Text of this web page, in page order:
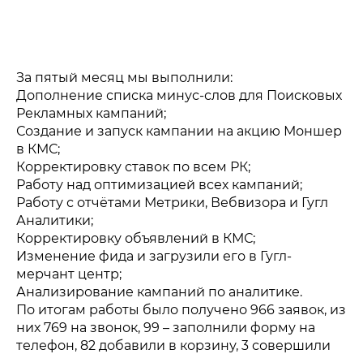
За пятый месяц мы выполнили:
Дополнение списка минус-слов для Поисковых
Рекламных кампаний;
Создание и запуск кампании на акцию Моншер
в КМС;
Корректировку ставок по всем РК;
Работу над оптимизацией всех кампаний;
Работу с отчётами Метрики, Вебвизора и Гугл
Аналитики;
Корректировку объявлений в КМС;
Изменение фида и загрузили его в Гугл-
мерчант центр;
Анализирование кампаний по аналитике.
По итогам работы было получено 966 заявок, из
них 769 на звонок, 99 – заполнили форму на
телефон, 82 добавили в корзину, 3 совершили